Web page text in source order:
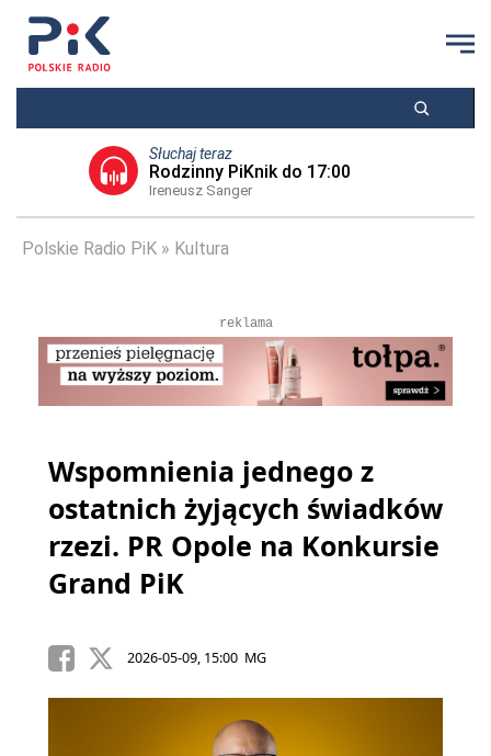
Słuchaj teraz
Rodzinny PiKnik do 17:00
Ireneusz Sanger
Polskie Radio PiK Kultura
reklama
Wspomnienia jednego z
ostatnich żyjących świadków
rzezi. PR Opole na Konkursie
Grand PiK
2026-05-09, 15:00 MG